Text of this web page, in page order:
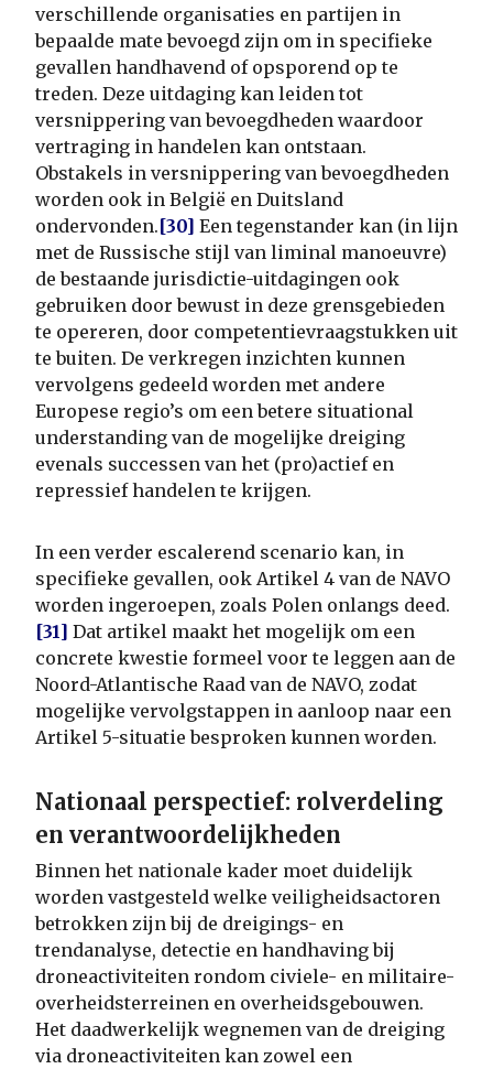
verschillende organisaties en partijen in
bepaalde mate bevoegd zijn om in specifieke
gevallen handhavend of opsporend op te
treden. Deze uitdaging kan leiden tot
versnippering van bevoegdheden waardoor
vertraging in handelen kan ontstaan.
Obstakels in versnippering van bevoegdheden
worden ook in België en Duitsland
ondervonden.[30] Een tegenstander kan (in lijn
met de Russische stijl van liminal manoeuvre)
de bestaande jurisdictie-uitdagingen ook
gebruiken door bewust in deze grensgebieden
te opereren, door competentievraagstukken uit
te buiten. De verkregen inzichten kunnen
vervolgens gedeeld worden met andere
Europese regio’s om een betere situational
understanding van de mogelijke dreiging
evenals successen van het (pro)actief en
repressief handelen te krijgen.
In een verder escalerend scenario kan, in
specifieke gevallen, ook Artikel 4 van de NAVO
worden ingeroepen, zoals Polen onlangs deed.
[31] Dat artikel maakt het mogelijk om een
concrete kwestie formeel voor te leggen aan de
Noord-Atlantische Raad van de NAVO, zodat
mogelijke vervolgstappen in aanloop naar een
Artikel 5-situatie besproken kunnen worden.
Nationaal perspectief: rolverdeling
en verantwoordelijkheden
Binnen het nationale kader moet duidelijk
worden vastgesteld welke veiligheidsactoren
betrokken zijn bij de dreigings- en
trendanalyse, detectie en handhaving bij
droneactiviteiten rondom civiele- en militaire-
overheidsterreinen en overheidsgebouwen.
Het daadwerkelijk wegnemen van de dreiging
via droneactiviteiten kan zowel een